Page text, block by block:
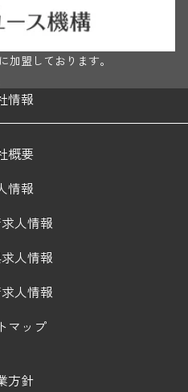
加盟しております。
情報
概要
情報
人情報
人情報
人情報
マップ
方針